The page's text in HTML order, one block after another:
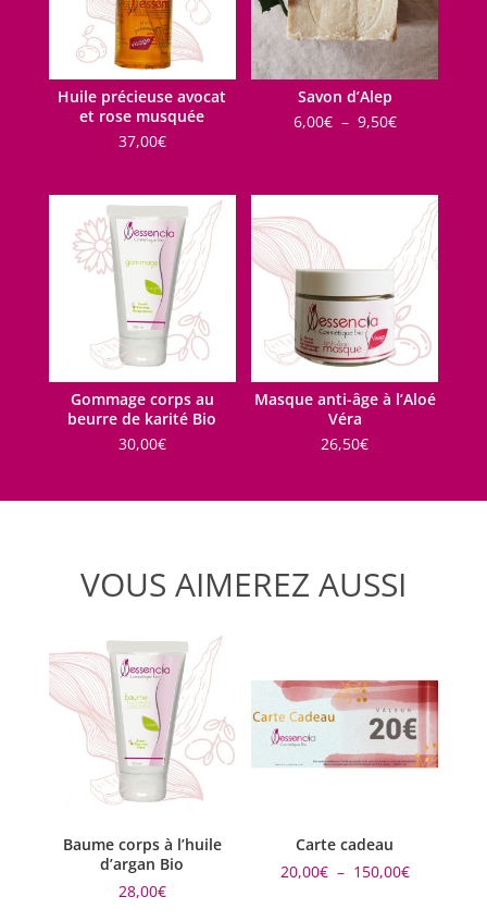
Huile précieuse avocat
et rose musquée
37,00€
Savon d’Alep
6,00€ – 9,50€Plage
9,50€
Gommage corps au
beurre de karité Bio
30,00€
Masque anti-âge à l’Aloé
Véra
26,50€
VOUS AIMEREZ AUSSI
Baume corps à l’huile
d’argan Bio
28,00€
Carte cadeau
20,00€ – 150,00€Plage